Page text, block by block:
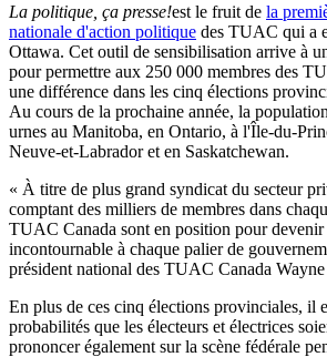
La politique, ça presse!est le fruit de la
nationale d'action politique des TUAC qui a
Ottawa. Cet outil de sensibilisation arrive à
pour permettre aux 250 000 membres des
une différence dans les cinq élections
Au cours de la prochaine année, la
urnes au Manitoba, en Ontario, à l'Île-du-
Neuve-et-Labrador et en Saskatchewan.
« À titre de plus grand syndicat du secteur
comptant des milliers de membres dans
TUAC Canada sont en position pour
incontournable à chaque palier de
président national des TUAC Canada
En plus de ces cinq élections provinciales, il
probabilités que les électeurs et électrices
prononcer également sur la scène fédérale